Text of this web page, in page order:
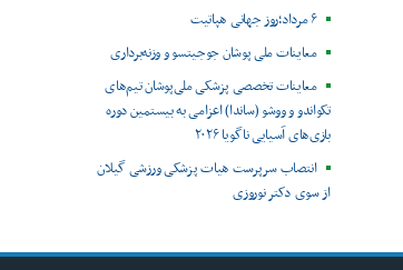
۶ مرداد؛روز جهانی هپاتیت
معاینات ملی پوشان جوجیتسو و وزنه‌برداری
معاینات تخصصی پزشکی ملی‌پوشان تیم‌های
تکواندو و ووشو (ساندا) اعزامی به بیستمین دوره
بازی‌های آسیایی ناگویا ۲۰۲۶
انتصاب سرپرست هیات پزشکی ورزشی گیلان
از سوی دکتر نوروزی